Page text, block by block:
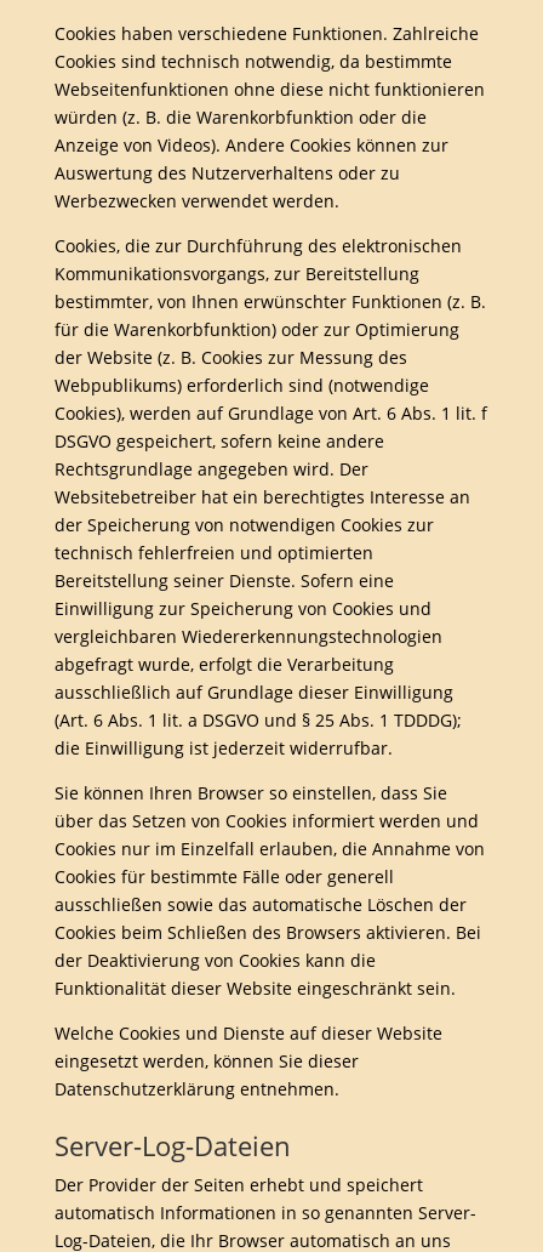
Cookies haben verschiedene Funktionen. Zahlreiche
Cookies sind technisch notwendig, da bestimmte
Webseitenfunktionen ohne diese nicht funktionieren
würden (z. B. die Warenkorbfunktion oder die
Anzeige von Videos). Andere Cookies können zur
Auswertung des Nutzerverhaltens oder zu
Werbezwecken verwendet werden.
Cookies, die zur Durchführung des elektronischen
Kommunikationsvorgangs, zur Bereitstellung
bestimmter, von Ihnen erwünschter Funktionen (z. B.
für die Warenkorbfunktion) oder zur Optimierung
der Website (z. B. Cookies zur Messung des
Webpublikums) erforderlich sind (notwendige
Cookies), werden auf Grundlage von Art. 6 Abs. 1 lit. f
DSGVO gespeichert, sofern keine andere
Rechtsgrundlage angegeben wird. Der
Websitebetreiber hat ein berechtigtes Interesse an
der Speicherung von notwendigen Cookies zur
technisch fehlerfreien und optimierten
Bereitstellung seiner Dienste. Sofern eine
Einwilligung zur Speicherung von Cookies und
vergleichbaren Wiedererkennungstechnologien
abgefragt wurde, erfolgt die Verarbeitung
ausschließlich auf Grundlage dieser Einwilligung
(Art. 6 Abs. 1 lit. a DSGVO und § 25 Abs. 1 TDDDG);
die Einwilligung ist jederzeit widerrufbar.
Sie können Ihren Browser so einstellen, dass Sie
über das Setzen von Cookies informiert werden und
Cookies nur im Einzelfall erlauben, die Annahme von
Cookies für bestimmte Fälle oder generell
ausschließen sowie das automatische Löschen der
Cookies beim Schließen des Browsers aktivieren. Bei
der Deaktivierung von Cookies kann die
Funktionalität dieser Website eingeschränkt sein.
Welche Cookies und Dienste auf dieser Website
eingesetzt werden, können Sie dieser
Datenschutzerklärung entnehmen.
Server-Log-Dateien
Der Provider der Seiten erhebt und speichert
automatisch Informationen in so genannten Server-
Log-Dateien, die Ihr Browser automatisch an uns